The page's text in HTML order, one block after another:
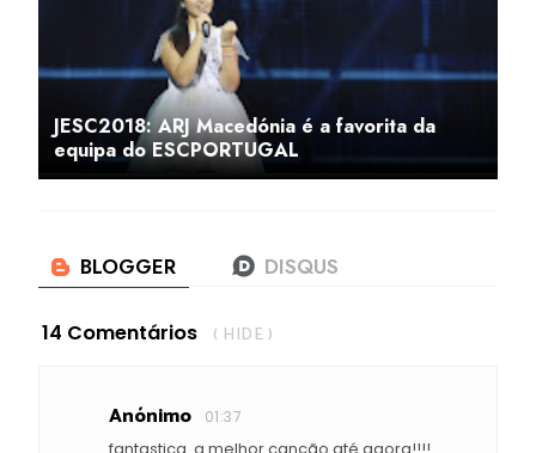
JESC2018: ARJ Macedónia é a favorita da
equipa do ESCPORTUGAL
14 Comentários ( HIDE )
Anónimo 01:37
fantastica. a melhor canção até agora!!!!